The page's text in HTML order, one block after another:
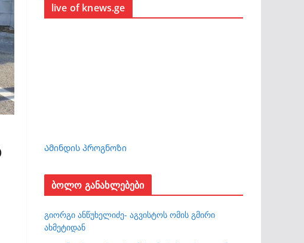
live of knews.ge
Ამინდის პროგნოზი
ბოლო განახლებები
გიორგი ანწუხელიძე- აგვისტოს ომის გმირი
ახმეტიდან